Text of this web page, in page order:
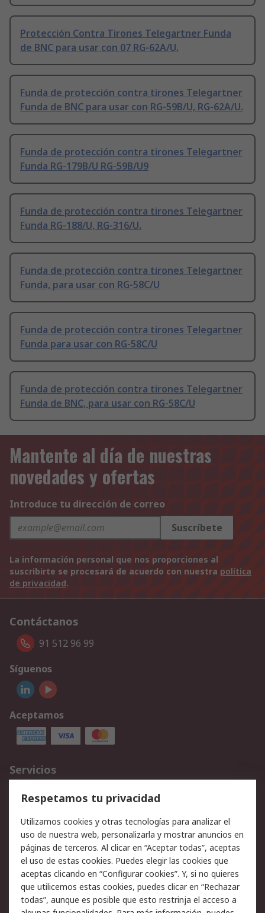
Protección Contra Tirones Telegartner Funda
de BNC para usar con 07 RG-62A/U.
Funda de protección contra tirones Telegartner
Funda de BNC para usar con RG-59B/U, RG-62A/U.
Funda de protección contra tirones Telegartner
Funda RG-179B/U RG-59B/U9
Funda de protección contra tirones Telegartner
Funda RG-188/U, RG-316/U.
Funda de protección contra tirones Telegartner
Funda, para usar con RG-58C/U
Funda de protección contra tirones Telegartner
Funda para usar con RG-58C/U
Funda de protección contra tirones Telegartner
Funda de BNC, para usar con RG-58C/U
Mantente al día de nuestras
novedades y ofertas
Introduce tu dirección de correo
Suscríbete
La información personal que nos proporciones al
suscribirte se procesará de acuerdo con nuestra política
de privacidad.
Contáctanos
91 512 96 99
Síguenos
Aceptamos
Servicios
Cómo realizar pedidos
Devoluciones
Facturación y pago
Ofertas
Soporte técnico
Legal
Aviso legal
Política de privacidad -
Actualizada
Política sobre cookies
Seguridad de emails
Respetamos tu privacidad
Utilizamos cookies y otras tecnologías para analizar el
uso de nuestra web, personalizarla y mostrar anuncios en
páginas de terceros. Al clicar en “Aceptar todas”, aceptas
el uso de estas cookies. Puedes elegir las cookies que
aceptas clicando en “Configurar cookies”. Y, si no quieres
que utilicemos estas cookies, puedes clicar en “Rechazar
todas”, aunque es posible que esto restrinja el acceso a